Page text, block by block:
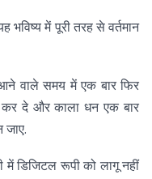
में पूरी तरह से वर्तमान
वाले समय में एक बार फिर
कर दे और काला धन एक बार
जाए.
में डिजिटल रूपी को लागू नहीं